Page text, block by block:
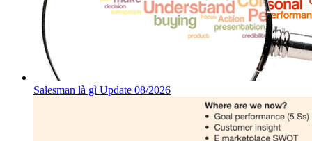
Salesman là gì Update 08/2026